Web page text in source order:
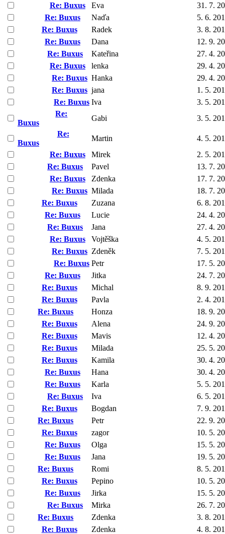
Re: Buxus
Eva
31. 7.
Re: Buxus
Naďa
5. 6.
Re: Buxus
Radek
3. 8.
Re: Buxus
Dana
12. 9.
Re: Buxus
Kateřina
27. 4.
Re: Buxus
lenka
29. 4.
Re: Buxus Hanka
29. 4.
Re: Buxus jana
1. 5.
Re: Buxus Iva
3. 5.
Re:
Buxus
Gabi
3. 5.
Re:
Buxus
Martin
4. 5.
Re: Buxus
Mirek
2. 5.
Re: Buxus
Pavel
13. 7.
Re: Buxus
Zdenka
17. 7.
Re: Buxus Milada
18. 7.
Re: Buxus
Zuzana
6. 8.
Re: Buxus
Lucie
24. 4.
Re: Buxus
Jana
27. 4.
Re: Buxus
Vojtěška
4. 5.
Re: Buxus Zdeněk
7. 5.
Re: Buxus Petr
17. 5.
Re: Buxus
Jitka
24. 7.
Re: Buxus
Michal
8. 9.
Re: Buxus
Pavla
2. 4.
Re: Buxus
Honza
18. 9.
Re: Buxus
Alena
24. 9.
Re: Buxus
Mavis
12. 4.
Re: Buxus
Milada
25. 5.
Re: Buxus
Kamila
30. 4.
Re: Buxus
Hana
30. 4.
Re: Buxus
Karla
5. 5.
Re: Buxus
Iva
6. 5.
Re: Buxus
Bogdan
7. 9.
Re: Buxus
Petr
22. 9.
Re: Buxus
zagor
10. 5.
Re: Buxus
Olga
15. 5.
Re: Buxus
Jana
19. 5.
Re: Buxus
Romi
8. 5.
Re: Buxus
Pepino
10. 5.
Re: Buxus
Jirka
15. 5.
Re: Buxus
Mirka
26. 7.
Re: Buxus
Zdenka
3. 8.
Re: Buxus
Zdenka
4. 8.